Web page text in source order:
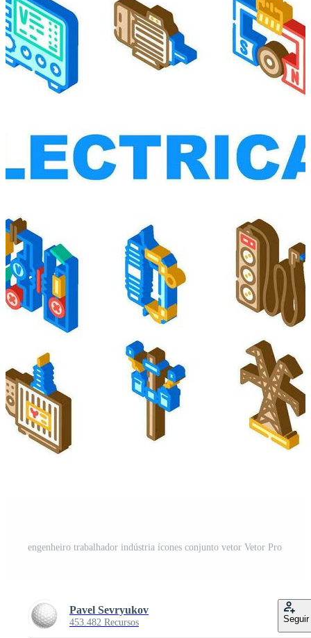
engenheiro trabalhador indústria ícones conjunto vetor Vetor Pro
Pavel Sevryukov
453.482 Recursos Seguir